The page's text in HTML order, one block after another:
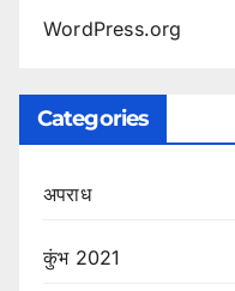
WordPress.org
Categories
अपराध
कुंभ 2021